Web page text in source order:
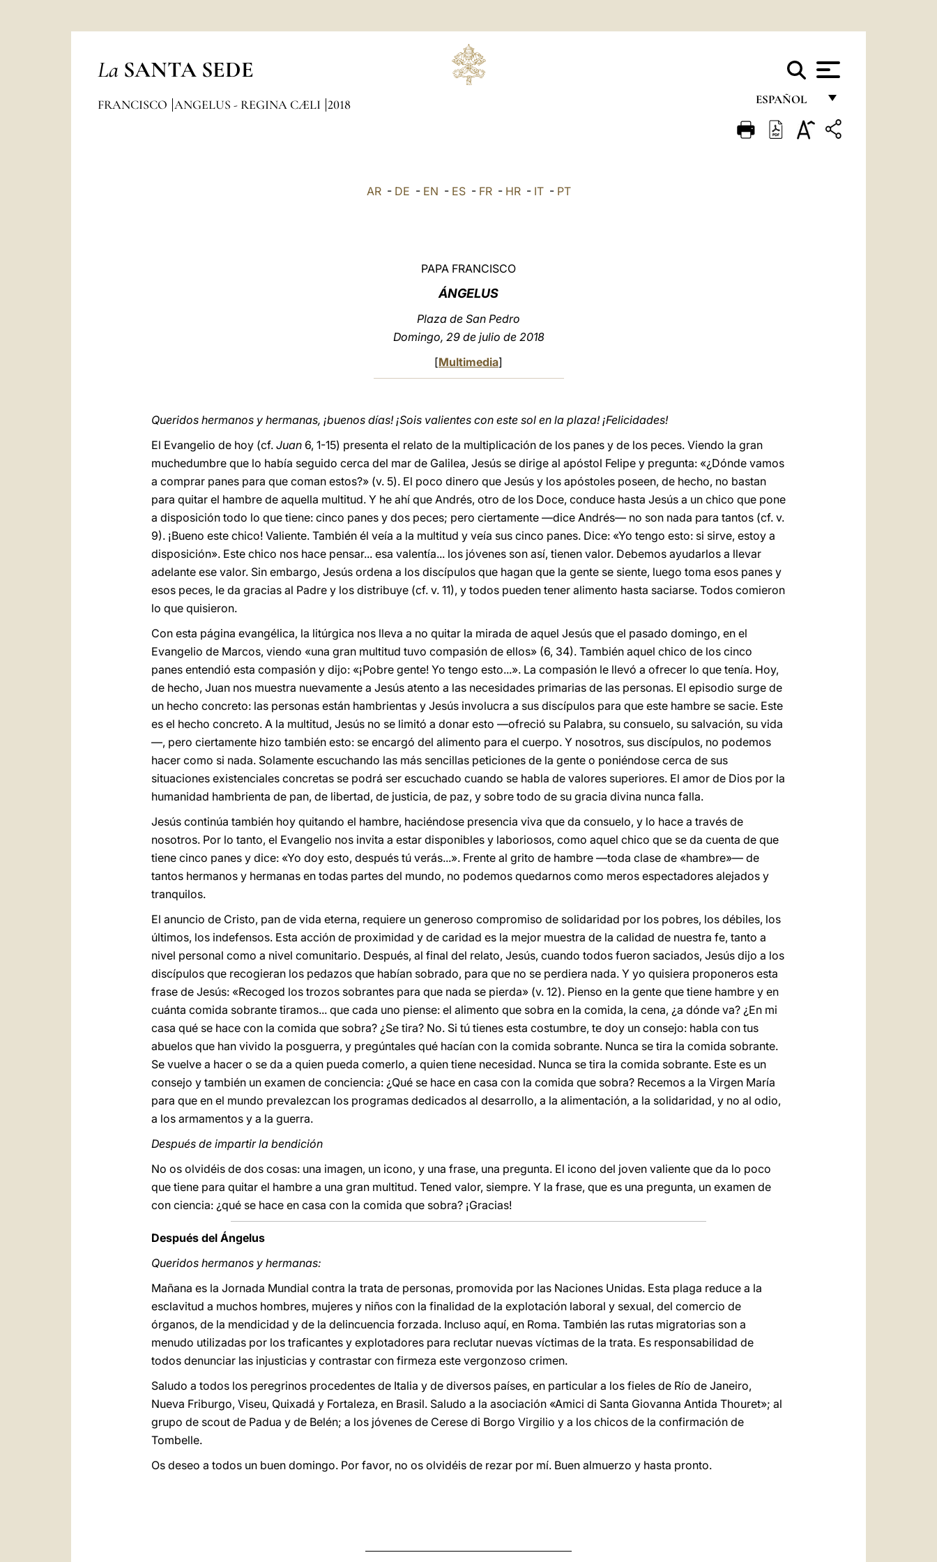
La SANTA SEDE
ESPAÑOL
FRANÇAIS
FRANCISCO ANGELUS - REGINA CÆLI 2018
AR- DE - EN - ES- FR- HR- IT- PT
PAPA FRANCISCO
ÁNGELUS
Plaza de San Pedro
Domingo, 29 de julio de 2018
[Multimedia]
Queridos hermanos y hermanas, ¡buenos días! ¡Sois valientes con este sol en la plaza! ¡Felicidades!
El Evangelio de hoy (cf. Juan 6, 1-15) presenta el relato de la multiplicación de los panes y de los peces. Viendo la gran
muchedumbre que lo había seguido cerca del mar de Galilea, Jesús se dirige al apóstol Felipe y pregunta: «¿Dónde vamos
a comprar panes para que coman estos?» (v. 5). El poco dinero que Jesús y los apóstoles poseen, de hecho, no bastan
para quitar el hambre de aquella multitud. Y he ahí que Andrés, otro de los Doce, conduce hasta Jesús a un chico que pone
a disposición todo lo que tiene: cinco panes y dos peces; pero ciertamente —dice Andrés— no son nada para tantos (cf. v.
9). ¡Bueno este chico! Valiente. También él veía a la multitud y veía sus cinco panes. Dice: «Yo tengo esto: si sirve, estoy a
disposición». Este chico nos hace pensar... esa valentía... los jóvenes son así, tienen valor. Debemos ayudarlos a llevar
adelante ese valor. Sin embargo, Jesús ordena a los discípulos que hagan que la gente se siente, luego toma esos panes y
esos peces, le da gracias al Padre y los distribuye (cf. v. 11), y todos pueden tener alimento hasta saciarse. Todos comieron
lo que quisieron.
Con esta página evangélica, la litúrgica nos lleva a no quitar la mirada de aquel Jesús que el pasado domingo, en el
Evangelio de Marcos, viendo «una gran multitud tuvo compasión de ellos» (6, 34). También aquel chico de los cinco
panes entendió esta compasión y dijo: «¡Pobre gente! Yo tengo esto...». La compasión le llevó a ofrecer lo que tenía. Hoy,
de hecho, Juan nos muestra nuevamente a Jesús atento a las necesidades primarias de las personas. El episodio surge de
un hecho concreto: las personas están hambrientas y Jesús involucra a sus discípulos para que este hambre se sacie. Este
es el hecho concreto. A la multitud, Jesús no se limitó a donar esto —ofreció su Palabra, su consuelo, su salvación, su vida
—, pero ciertamente hizo también esto: se encargó del alimento para el cuerpo. Y nosotros, sus discípulos, no podemos
hacer como si nada. Solamente escuchando las más sencillas peticiones de la gente o poniéndose cerca de sus
situaciones existenciales concretas se podrá ser escuchado cuando se habla de valores superiores. El amor de Dios por la
humanidad hambrienta de pan, de libertad, de justicia, de paz, y sobre todo de su gracia divina nunca falla.
Jesús continúa también hoy quitando el hambre, haciéndose presencia viva que da consuelo, y lo hace a través de
nosotros. Por lo tanto, el Evangelio nos invita a estar disponibles y laboriosos, como aquel chico que se da cuenta de que
tiene cinco panes y dice: «Yo doy esto, después tú verás...». Frente al grito de hambre —toda clase de «hambre»— de
tantos hermanos y hermanas en todas partes del mundo, no podemos quedarnos como meros espectadores alejados y
tranquilos.
El anuncio de Cristo, pan de vida eterna, requiere un generoso compromiso de solidaridad por los pobres, los débiles, los
últimos, los indefensos. Esta acción de proximidad y de caridad es la mejor muestra de la calidad de nuestra fe, tanto a
nivel personal como a nivel comunitario. Después, al final del relato, Jesús, cuando todos fueron saciados, Jesús dijo a los
discípulos que recogieran los pedazos que habían sobrado, para que no se perdiera nada. Y yo quisiera proponeros esta
frase de Jesús: «Recoged los trozos sobrantes para que nada se pierda» (v. 12). Pienso en la gente que tiene hambre y en
cuánta comida sobrante tiramos... que cada uno piense: el alimento que sobra en la comida, la cena, ¿a dónde va? ¿En mi
casa qué se hace con la comida que sobra? ¿Se tira? No. Si tú tienes esta costumbre, te doy un consejo: habla con tus
abuelos que han vivido la posguerra, y pregúntales qué hacían con la comida sobrante. Nunca se tira la comida sobrante.
Se vuelve a hacer o se da a quien pueda comerlo, a quien tiene necesidad. Nunca se tira la comida sobrante. Este es un
consejo y también un examen de conciencia: ¿Qué se hace en casa con la comida que sobra? Recemos a la Virgen María
para que en el mundo prevalezcan los programas dedicados al desarrollo, a la alimentación, a la solidaridad, y no al odio,
a los armamentos y a la guerra.
Después de impartir la bendición
No os olvidéis de dos cosas: una imagen, un icono, y una frase, una pregunta. El icono del joven valiente que da lo poco
que tiene para quitar el hambre a una gran multitud. Tened valor, siempre. Y la frase, que es una pregunta, un examen de
con ciencia: ¿qué se hace en casa con la comida que sobra? ¡Gracias!
Después del Ángelus
Queridos hermanos y hermanas:
Mañana es la Jornada Mundial contra la trata de personas, promovida por las Naciones Unidas. Esta plaga reduce a la
esclavitud a muchos hombres, mujeres y niños con la finalidad de la explotación laboral y sexual, del comercio de
órganos, de la mendicidad y de la delincuencia forzada. Incluso aquí, en Roma. También las rutas migratorias son a
menudo utilizadas por los traficantes y explotadores para reclutar nuevas víctimas de la trata. Es responsabilidad de
todos denunciar las injusticias y contrastar con firmeza este vergonzoso crimen.
Saludo a todos los peregrinos procedentes de Italia y de diversos países, en particular a los fieles de Río de Janeiro,
Nueva Friburgo, Viseu, Quixadá y Fortaleza, en Brasil. Saludo a la asociación «Amici di Santa Giovanna Antida Thouret»; al
grupo de scout de Padua y de Belén; a los jóvenes de Cerese di Borgo Virgilio y a los chicos de la confirmación de
Tombelle.
Os deseo a todos un buen domingo. Por favor, no os olvidéis de rezar por mí. Buen almuerzo y hasta pronto.